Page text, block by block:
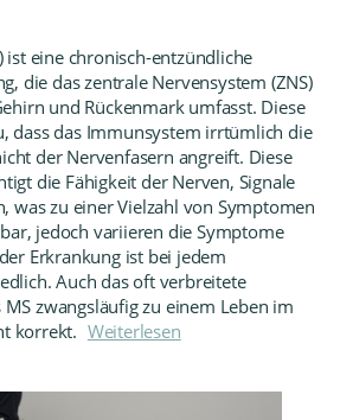
ist eine chronisch-entzündliche
die das zentrale Nervensystem (ZNS)
und Rückenmark umfasst. Diese
dass das Immunsystem irrtümlich die
der Nervenfasern angreift. Diese
die Fähigkeit der Nerven, Signale
was zu einer Vielzahl von Symptomen
jedoch variieren die Symptome
Erkrankung ist bei jedem
Auch das oft verbreitete
zwangsläufig zu einem Leben im
korrekt. Weiterlesen